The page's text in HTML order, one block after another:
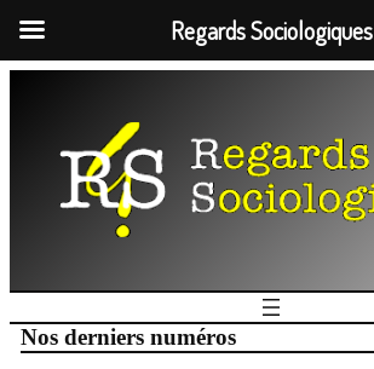
Nos derniers numéros
Regards Sociologiques